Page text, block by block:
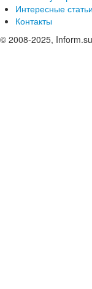
Интересные статьи
Контакты
© 2008-2025,